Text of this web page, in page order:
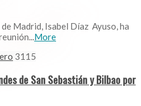
Madrid, Isabel Díaz Ayuso, ha
More
3115
de San Sebastián y Bilbao por